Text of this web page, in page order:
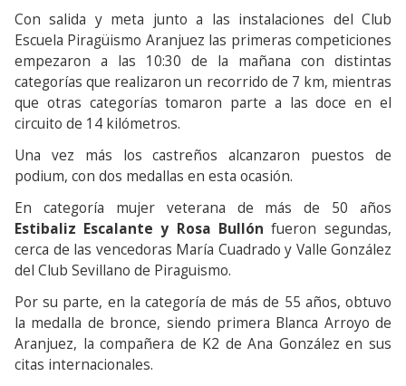
Con salida y meta junto a las instalaciones del Club
Escuela Piragüismo Aranjuez las primeras competiciones
empezaron a las 10:30 de la mañana con distintas
categorías que realizaron un recorrido de 7 km, mientras
que otras categorías tomaron parte a las doce en el
circuito de 14 kilómetros.
Una vez más los castreños alcanzaron puestos de
podium, con dos medallas en esta ocasión.
En categoría mujer veterana de más de 50 años
Estibaliz Escalante y Rosa Bullón fueron segundas,
cerca de las vencedoras María Cuadrado y Valle González
del Club Sevillano de Piraguismo.
Por su parte, en la categoría de más de 55 años, obtuvo
la medalla de bronce, siendo primera Blanca Arroyo de
Aranjuez, la compañera de K2 de Ana González en sus
citas internacionales.